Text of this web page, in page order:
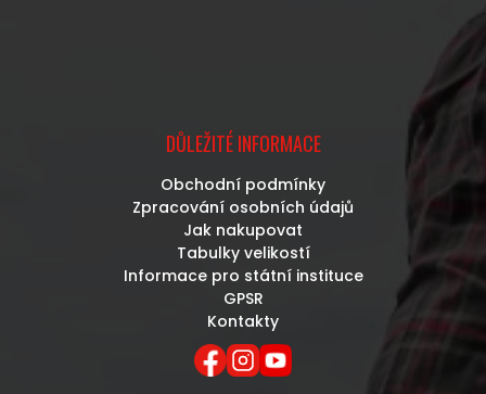
DŮLEŽITÉ INFORMACE
Obchodní podmínky
Zpracování osobních údajů
Jak nakupovat
Tabulky velikostí
Informace pro státní instituce
GPSR
Kontakty